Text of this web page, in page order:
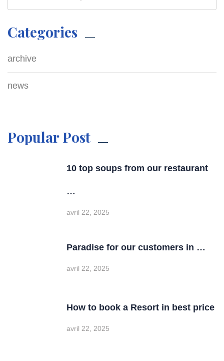
Categories
archive
news
Popular Post
10 top soups from our restaurant
…
avril 22, 2025
Paradise for our customers in …
avril 22, 2025
How to book a Resort in best price
avril 22, 2025